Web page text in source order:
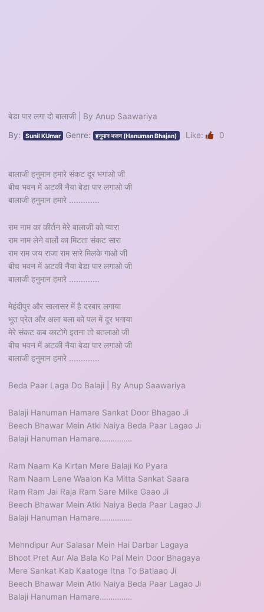
बेडा पार लगा दो बालाजी | By Anup Saawariya
By: Sunil KUmar Genre: हनुमान भजन (Hanuman Bhajan) Like: 0
बालाजी हनुमान हमारे संकट दूर भगाओ जी
बीच भवन में अटकी नैया बेडा पार लगाओ जी
बालाजी हनुमान हमारे .............
राम नाम का कीर्तन मेरे बालाजी को प्यारा
राम नाम लेने वालों का मिटता संकट सारा
राम राम जय राजा राम सारे मिलके गाओ जी
बीच भवन में अटकी नैया बेडा पार लगाओ जी
बालाजी हनुमान हमारे .............
मेहंदीपुर और सालासर में है दरबार लगाया
भूत प्रेत और अला बला को पल में दूर भगाया
मेरे संकट कब काटोगे इतना तो बतलाओ जी
बीच भवन में अटकी नैया बेडा पार लगाओ जी
बालाजी हनुमान हमारे .............
Beda Paar Laga Do Balaji | By Anup Saawariya
Balaji Hanuman Hamare Sankat Door Bhagao Ji
Beech Bhawar Mein Atki Naiya Beda Paar Lagao Ji
Balaji Hanuman Hamare……………
Ram Naam Ka Kirtan Mere Balaji Ko Pyara
Ram Naam Lene Waalon Ka Mitta Sankat Saara
Ram Ram Jai Raja Ram Sare Milke Gaao Ji
Beech Bhawar Mein Atki Naiya Beda Paar Lagao Ji
Balaji Hanuman Hamare……………
Mehndipur Aur Salasar Mein Hai Darbar Lagaya
Bhoot Pret Aur Ala Bala Ko Pal Mein Door Bhagaya
Mere Sankat Kab Kaatoge Itna To Batlaao Ji
Beech Bhawar Mein Atki Naiya Beda Paar Lagao Ji
Balaji Hanuman Hamare……………